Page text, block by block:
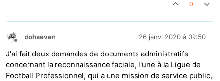
0
Hors-ligne
dohseven 26 janv. 2020 à 09:50
J'ai fait deux demandes de documents administratifs
concernant la reconnaissance faciale, l'une à la Ligue de
Football Professionnel, qui a une mission de service public,